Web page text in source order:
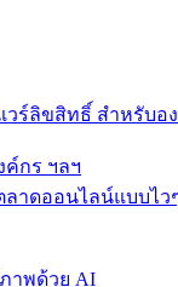
กร ฯลฯ